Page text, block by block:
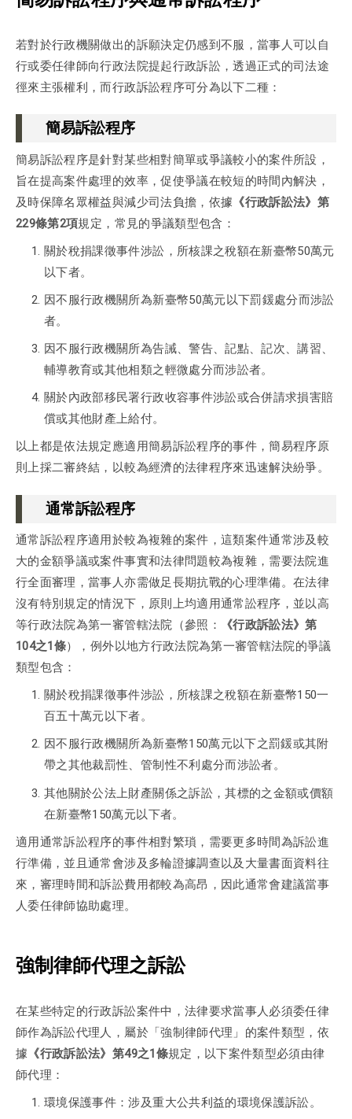
若對於行政機關做出的訴願決定仍感到不服，當事人可以自
行或委任律師向行政法院提起行政訴訟，透過正式的司法途
徑來主張權利，而行政訴訟程序可分為以下二種：
簡易訴訟程序
簡易訴訟程序是針對某些相對簡單或爭議較小的案件所設，
旨在提高案件處理的效率，促使爭議在較短的時間內解決，
及時保障名眾權益與減少司法負擔，依據 《行政訴訟法》第
229條第2項規定，常見的爭議類型包含：
關於稅捐課徵事件涉訟，所核課之稅額在新臺幣50萬元
以下者。
因不服行政機關所為新臺幣50萬元以下罰鍰處分而涉訟
者。
因不服行政機關所為告誡、警告、記點、記次、講習、
輔導教育或其他相類之輕微處分而涉訟者。
關於內政部移民署行政收容事件涉訟或合併請求損害賠
償或其他財產上給付。
以上都是依法規定應適用簡易訴訟程序的事件，簡易程序原
則上採二審終結，以較為經濟的法律程序來迅速解決紛爭。
通常訴訟程序
通常訴訟程序適用於較為複雜的案件，這類案件通常涉及較
大的金額爭議或案件事實和法律問題較為複雜，需要法院進
行全面審理，當事人亦需做足長期抗戰的心理準備。在法律
沒有特別規定的情況下，原則上均適用通常訟程序，並以高
等行政法院為第一審管轄法院（參照：
《行政訴訟法》第
104之1條），例外以地方行政法院為第一審管轄法院的爭議
類型包含：
關於稅捐課徵事件涉訟，所核課之稅額在新臺幣150一
百五十萬元以下者。
因不服行政機關所為新臺幣150萬元以下之罰鍰或其附
帶之其他裁罰性、管制性不利處分而涉訟者。
其他關於公法上財產關係之訴訟，其標的之金額或價額
在新臺幣150萬元以下者。
適用通常訴訟程序的事件相對繁瑣，需要更多時間為訴訟進
行準備，並且通常會涉及多輪證據調查以及大量書面資料往
來，審理時間和訴訟費用都較為高昂，因此通常會建議當事
人委任律師協助處理。
強制律師代理之訴訟
在某些特定的行政訴訟案件中，法律要求當事人必須委任律
師作為訴訟代理人，屬於「強制律師代理」的案件類型，依
據 《行政訴訟法》第49之1條規定，以下案件類型必須由律
師代理：
環境保護事件：涉及重大公共利益的環境保護訴訟。